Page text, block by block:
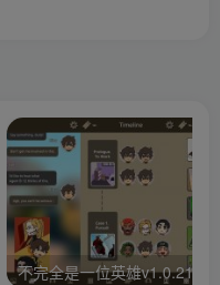
不完全是一位英雄v1.0.21